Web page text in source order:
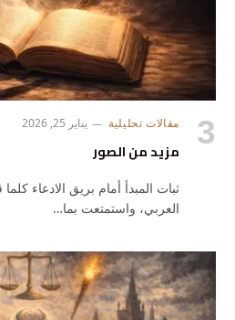
مقالات تحليلية يناير 25, 2026
مزيد من الصور
ثبات المبدأ أمام بريق الادعاء
العربي، واستمتعت بما…